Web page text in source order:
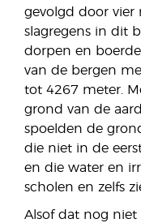
gevolgd door vier
slagregens in dit
dorpen en
van de bergen
tot 4267 meter.
grond van de
spoelden de
die niet in de
en die water en
scholen en zelfs
Alsof dat nog niet